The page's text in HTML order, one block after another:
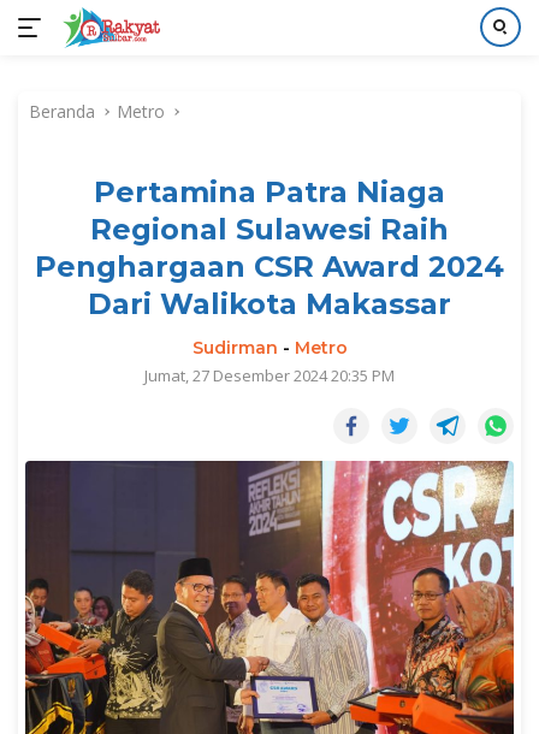
kontenBeranda Metro
Pertamina Patra Niaga
Regional Sulawesi Raih
Penghargaan CSR Award 2024
Dari Walikota Makassar
Sudirman - Metro
Jumat, 27 Desember 2024 20:35 PM